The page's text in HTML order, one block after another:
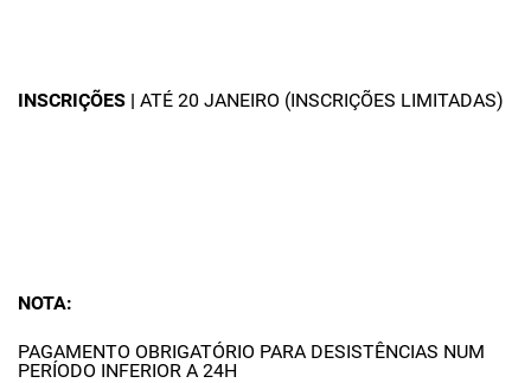
INSCRIÇÕES | ATÉ 20 JANEIRO (INSCRIÇÕES LIMITADAS)
NOTA:
PAGAMENTO OBRIGATÓRIO PARA DESISTÊNCIAS NUM
PERÍODO INFERIOR A 24H